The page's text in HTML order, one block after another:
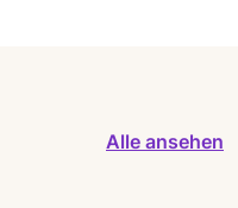
Alle ansehen